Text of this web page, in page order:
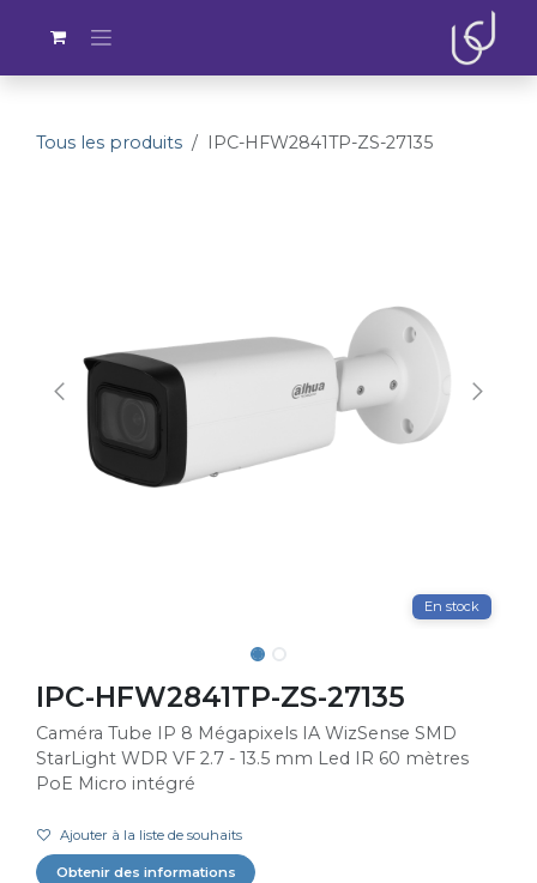
Tous les produits IPC-HFW2841TP-ZS-27135
En stock
IPC-HFW2841TP-ZS-27135
Caméra Tube IP 8 Mégapixels IA WizSense SMD
StarLight WDR VF 2.7 - 13.5 mm Led IR 60 mètres
PoE Micro intégré
Ajouter à la liste de souhaits
Obtenir des informations